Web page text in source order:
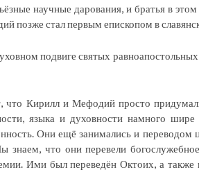
научные дарования, и братья в
позже стал первым епископом в
подвиге святых
что Кирилл и Мефодий просто
языка и духовности намного
Они ещё занимались и переводом
знаем, что они перевели
Ими был переведён Октоих, а также